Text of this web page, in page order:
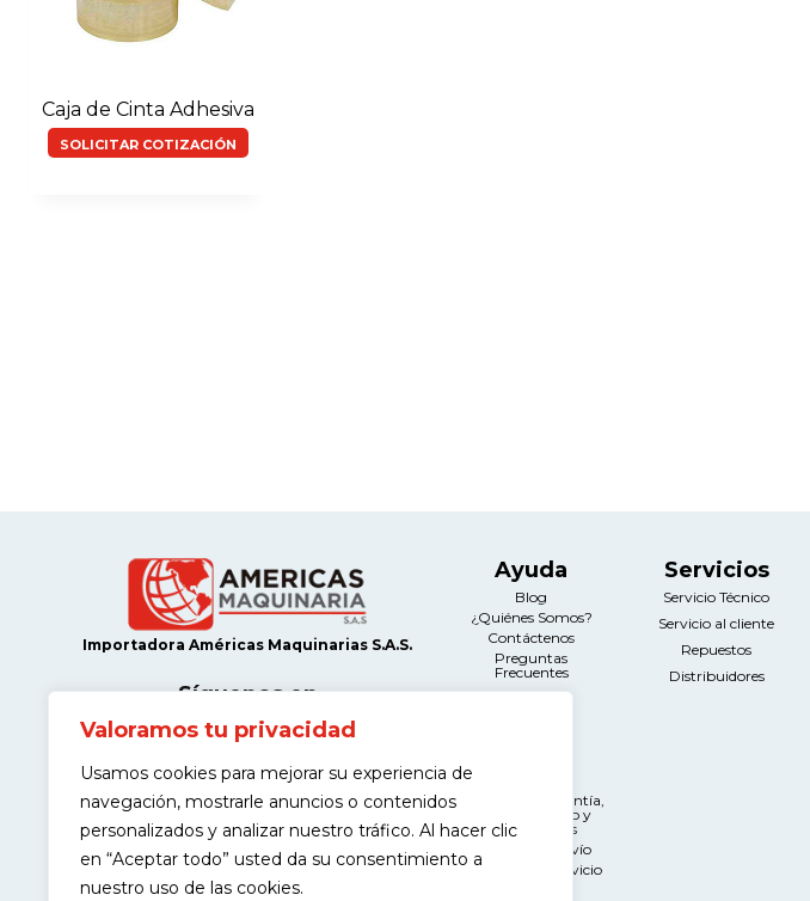
Valoramos tu privacidad
Usamos cookies para mejorar su experiencia de
navegación, mostrarle anuncios o contenidos
personalizados y analizar nuestro tráfico. Al hacer clic
en “Aceptar todo” usted da su consentimiento a
nuestro uso de las cookies.
Caja de Cinta Adhesiva
SOLICITAR COTIZACIÓN
Importadora Américas Maquinarias S.A.S.
Síguenos en
Contacto
Calle 12A # 66A-21 Salazar Gómez,
Bogotá
(+57) 311 443 9968
contacto@americasmaquinaria.com
Ayuda
Blog
¿Quiénes Somos?
Contáctenos
Preguntas
Frecuentes
Servicios
Servicio Técnico
Servicio al cliente
Repuestos
Distribuidores
Políticas de Garantía,
Mantenimiento y
Devoluciones
Políticas de Envío
Garantía del Servicio